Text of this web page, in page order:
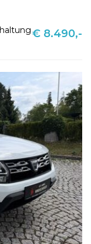
€ 8.490,-